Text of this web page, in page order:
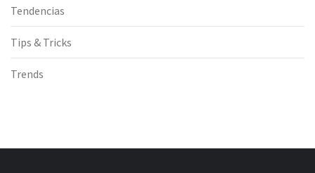
Tendencias
Tips & Tricks
Trends